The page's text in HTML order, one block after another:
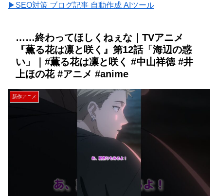
▶SEO対策 ブログ記事 自動作成 AIツール
……終わってほしくねぇな｜TVアニメ
『薫る花は凛と咲く』第12話「海辺の惑
い」｜#薫る花は凛と咲く #中山祥徳 #井
上ほの花 #アニメ #anime
新作アニメ